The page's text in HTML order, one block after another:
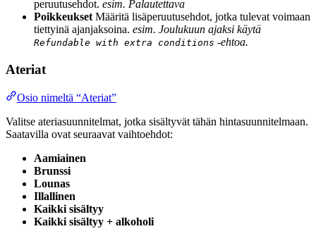
peruutusehdot. esim. Palautettava
Poikkeukset Määritä lisäperuutusehdot, jotka tulevat voimaan
tiettyinä ajanjaksoina. esim. Joulukuun ajaksi käytä
Refundable with extra conditions -ehtoa.
Ateriat
Osio nimeltä “Ateriat”
Valitse ateriasuunnitelmat, jotka sisältyvät tähän hintasuunnitelmaan.
Saatavilla ovat seuraavat vaihtoehdot:
Aamiainen
Brunssi
Lounas
Illallinen
Kaikki sisältyy
Kaikki sisältyy + alkoholi